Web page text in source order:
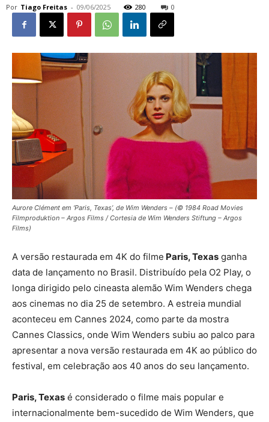
Por Tiago Freitas - 09/06/2025 280 0
Aurore Clément em ‘Paris, Texas’, de Wim Wenders – (© 1984 Road Movies
Filmproduktion – Argos Films / Cortesia de Wim Wenders Stiftung – Argos
Films)
A versão restaurada em 4K do filme Paris, Texas ganha
data de lançamento no Brasil. Distribuído pela O2 Play, o
longa dirigido pelo cineasta alemão Wim Wenders chega
aos cinemas no dia 25 de setembro. A estreia mundial
aconteceu em Cannes 2024, como parte da mostra
Cannes Classics, onde Wim Wenders subiu ao palco para
apresentar a nova versão restaurada em 4K ao público do
festival, em celebração aos 40 anos do seu lançamento.
Paris, Texas é considerado o filme mais popular e
internacionalmente bem-sucedido de Wim Wenders, que